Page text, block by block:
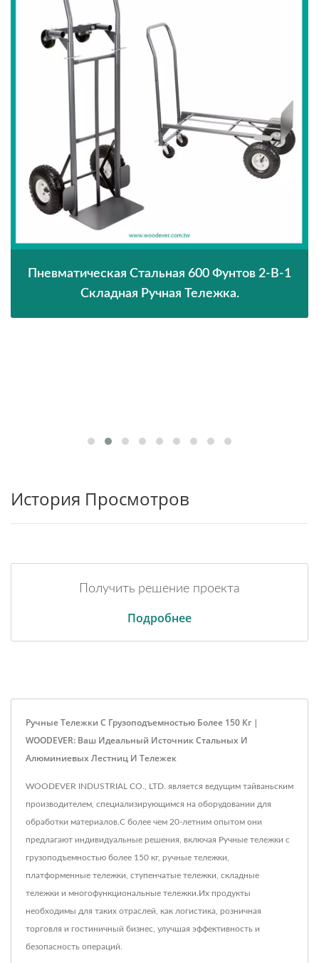
Пневматическая Стальная 600 Фунтов 2-В-1
Складная Ручная Тележка.
История Просмотров
Получить решение проекта
Подробнее
Ручные Тележки С Грузоподъемностью Более 150 Кг |
WOODEVER: Ваш Идеальный Источник Стальных И
Алюминиевых Лестниц И Тележек
WOODEVER INDUSTRIAL CO., LTD. является ведущим тайваньским
производителем, специализирующимся на оборудовании для
обработки материалов.С более чем 20-летним опытом они
предлагают индивидуальные решения, включая Ручные тележки с
грузоподъемностью более 150 кг, ручные тележки,
платформенные тележки, ступенчатые тележки, складные
тележки и многофункциональные тележки.Их продукты
необходимы для таких отраслей, как логистика, розничная
торговля и гостиничный бизнес, улучшая эффективность и
безопасность операций.